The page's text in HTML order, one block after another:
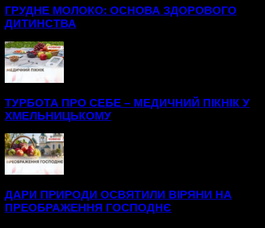
ГРУДНЕ МОЛОКО: ОСНОВА ЗДОРОВОГО
ДИТИНСТВА
ТУРБОТА ПРО СЕБЕ – МЕДИЧНИЙ ПІКНІК У
ХМЕЛЬНИЦЬКОМУ
ДАРИ ПРИРОДИ ОСВЯТИЛИ ВІРЯНИ НА
ПРЕОБРАЖЕННЯ ГОСПОДНЄ